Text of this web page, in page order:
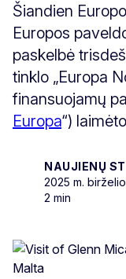
Šiandien
Europos
paskelbė
tinklo „Europa
finansuojamų
Europa“)
NAUJIENŲ
2025 m. birželio
2 min